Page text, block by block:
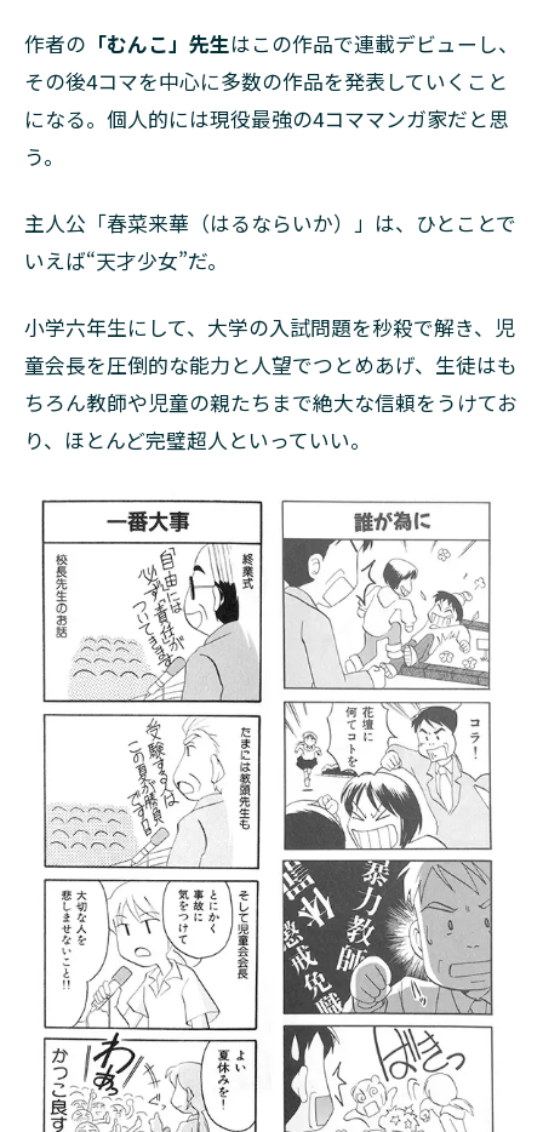
作者の 「むんこ」先生はこの作品で連載デビューし、
その後4コマを中心に多数の作品を発表していくこと
になる。個人的には現役最強の4コママンガ家だと思
う。
主人公「春菜来華（はるならいか）」は、ひとことで
いえば“天才少女”だ。
小学六年生にして、大学の入試問題を秒殺で解き、児
童会長を圧倒的な能力と人望でつとめあげ、生徒はも
ちろん教師や児童の親たちまで絶大な信頼をうけてお
り、ほとんど完璧超人といっていい。